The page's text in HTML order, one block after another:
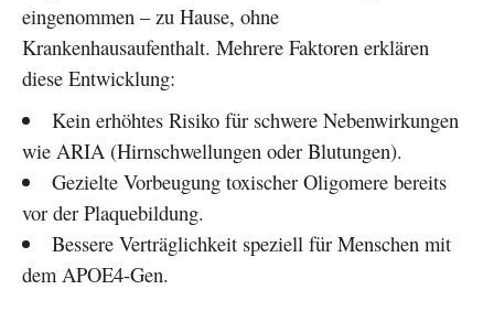
eingenommen – zu Hause, ohne
Krankenhausaufenthalt. Mehrere Faktoren erklären
diese Entwicklung:
Kein erhöhtes Risiko für schwere Nebenwirkungen
wie ARIA (Hirnschwellungen oder Blutungen).
Gezielte Vorbeugung toxischer Oligomere bereits
vor der Plaquebildung.
Bessere Verträglichkeit speziell für Menschen mit
dem APOE4-Gen.